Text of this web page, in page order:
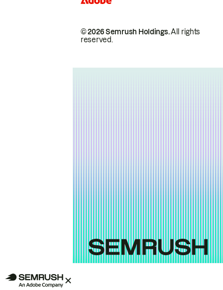
© 2026 Semrush Holdings.All rights
reserved.